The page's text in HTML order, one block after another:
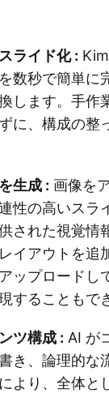
ライド化 :
数秒で簡単に
します。手作
に、構成の整
生成 : 画像を
性の高いスラ
された視覚情
イアウトを追
ップロードし
することもで
ツ構成 : AI が
き、論理的な
より、全体と